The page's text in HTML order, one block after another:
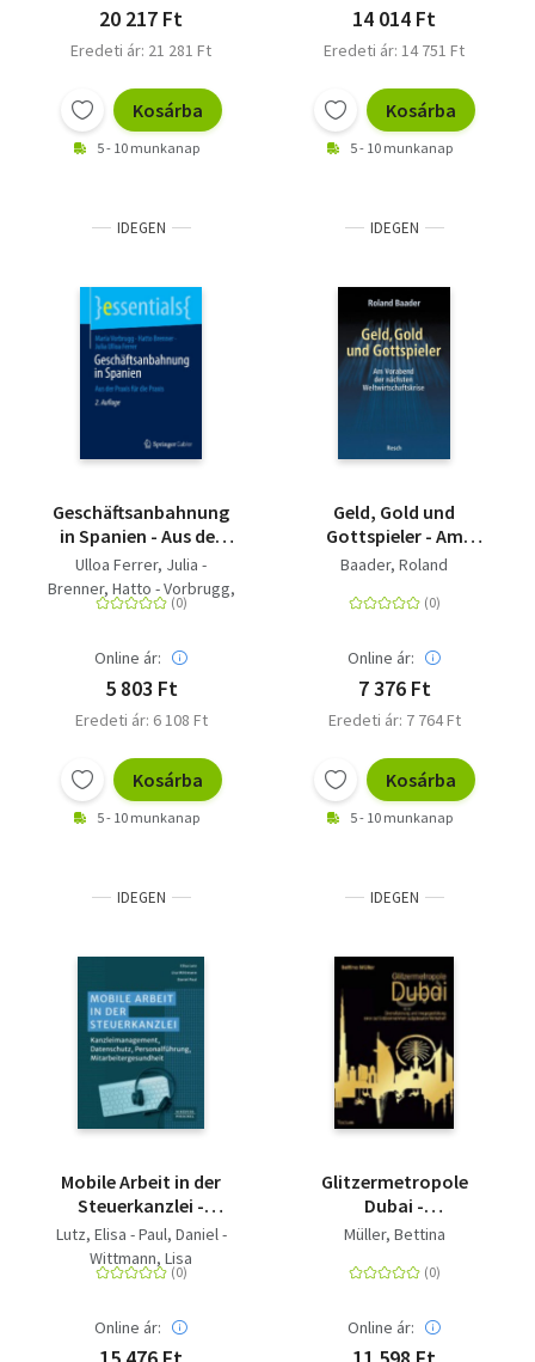
20 217 Ft
Eredeti ár: 21 281 Ft
Kosárba
5 - 10 munkanap
14 014 Ft
Eredeti ár: 14 751 Ft
Kosárba
5 - 10 munkanap
IDEGEN
Geschäftsanbahnung
in Spanien - Aus der
Praxis für die Praxis
Ulloa Ferrer, Julia -
Brenner, Hatto - Vorbrugg,
Maria
Online ár:
5 803 Ft
Eredeti ár: 6 108 Ft
Kosárba
5 - 10 munkanap
IDEGEN
Geld, Gold und
Gottspieler - Am
Vorabend der
Weltwirtschaftskrise
Baader, Roland
Online ár:
7 376 Ft
Eredeti ár: 7 764 Ft
Kosárba
5 - 10 munkanap
IDEGEN
Mobile Arbeit in der
Steuerkanzlei -
Kanzleimanagement,
Datenschutz,
Personalführung,
Lutz, Elisa - Paul, Daniel -
Wittmann, Lisa
Online ár:
IDEGEN
Glitzermetropole
Dubai -
Diversifizierung und
auf Erdöleinnahmen
Wirtschaft
Müller, Bettina
Online ár: